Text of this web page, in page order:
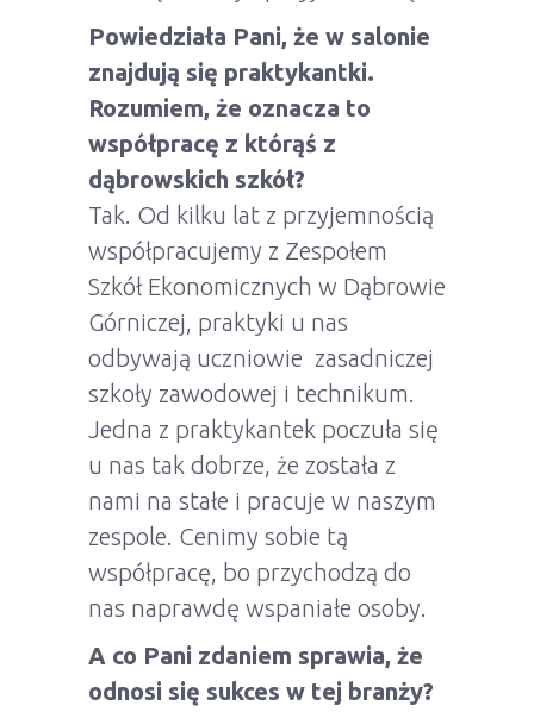
Powiedziała Pani, że w salonie
znajdują się praktykantki.
Rozumiem, że oznacza to
współpracę z którąś z
dąbrowskich szkół?
Tak. Od kilku lat z przyjemnością
współpracujemy z Zespołem
Szkół Ekonomicznych w Dąbrowie
Górniczej, praktyki u nas
odbywają uczniowie zasadniczej
szkoły zawodowej i technikum.
Jedna z praktykantek poczuła się
u nas tak dobrze, że została z
nami na stałe i pracuje w naszym
zespole. Cenimy sobie tą
współpracę, bo przychodzą do
nas naprawdę wspaniałe osoby.
A co Pani zdaniem sprawia, że
odnosi się sukces w tej branży?